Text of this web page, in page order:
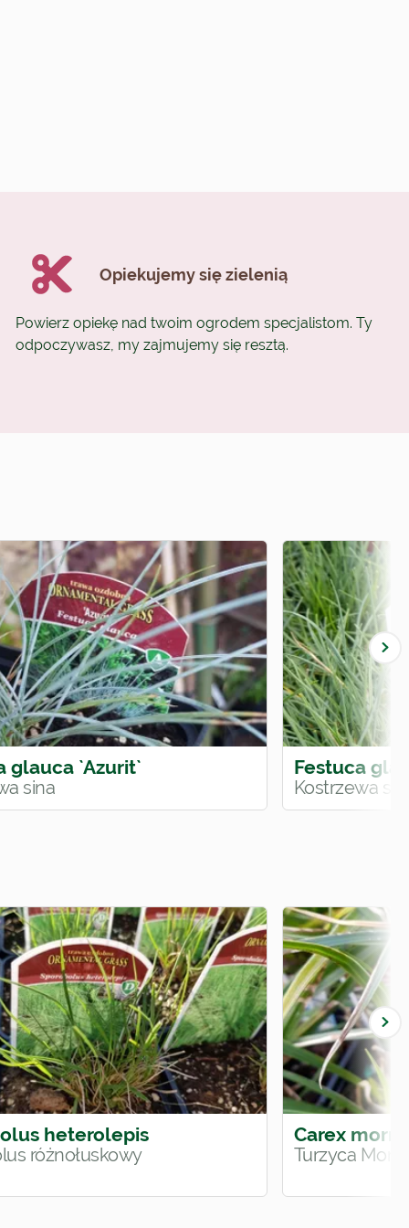
Opiekujemy się zielenią
Powierz opiekę nad twoim ogrodem specjalistom. Ty
odpoczywasz, my zajmujemy się resztą.
glauca `Azurit`
sina
Festuca
Kostrzewa
heterolepis
różnołuskowy
Carex
Turzyca